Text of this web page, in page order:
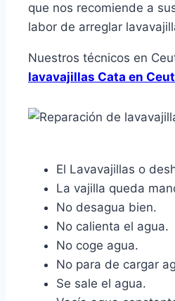
que nos recomiende a
labor de arreglar
Nuestros técnicos en
lavavajillas Cata en
El Lavavajillas o
La vajilla queda
No desagua bien.
No calienta el agua.
No coge agua.
No para de cargar
Se sale el agua.